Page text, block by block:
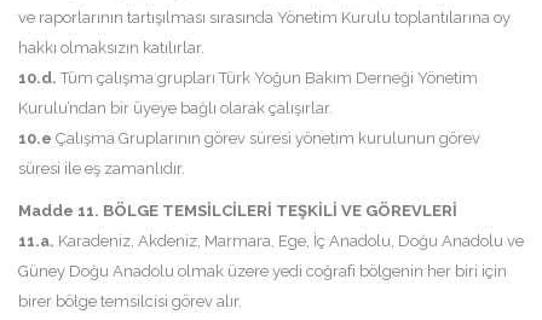
ve raporlarının tartışılması sırasında Yönetim Kurulu toplantılarına oy
hakkı olmaksızın katılırlar.
10.d.Tüm çalışma grupları Türk Yoğun Bakım Derneği Yönetim
Kurulu’ndan bir üyeye bağlı olarak çalışırlar.
10.e Çalışma Gruplarının görev süresi yönetim kurulunun görev
süresi ile eş zamanlıdır.
Madde 11. BÖLGE TEMSİLCİLERİ TEŞKİLİ VE GÖREVLERİ
11.a. Karadeniz, Akdeniz, Marmara, Ege, İç Anadolu, Doğu Anadolu ve
Güney Doğu Anadolu olmak üzere yedi coğrafi bölgenin her biri için
birer bölge temsilcisi görev alır.